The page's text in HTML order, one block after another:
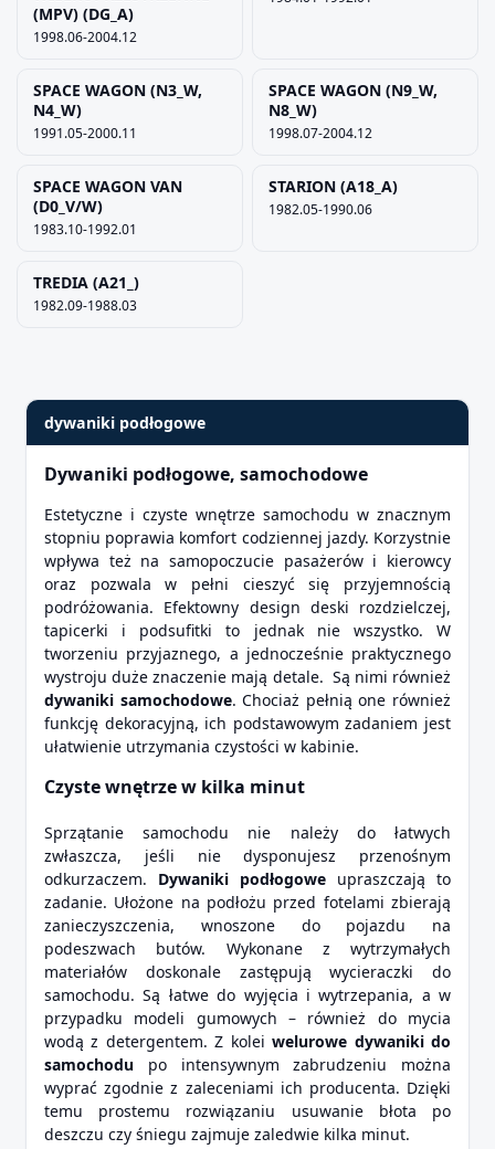
(MPV) (DG_A)
1998.06-2004.12
SPACE WAGON (N3_W,
N4_W)
1991.05-2000.11
SPACE WAGON (N9_W,
N8_W)
1998.07-2004.12
SPACE WAGON VAN
(D0_V/W)
1983.10-1992.01
STARION (A18_A)
1982.05-1990.06
TREDIA (A21_)
1982.09-1988.03
dywaniki podłogowe
Dywaniki podłogowe, samochodowe
Estetyczne i czyste wnętrze samochodu w znacznym
stopniu poprawia komfort codziennej jazdy. Korzystnie
wpływa też na samopoczucie pasażerów i kierowcy
oraz pozwala w pełni cieszyć się przyjemnością
podróżowania. Efektowny design deski rozdzielczej,
tapicerki i podsufitki to jednak nie wszystko. W
tworzeniu przyjaznego, a jednocześnie praktycznego
wystroju duże znaczenie mają detale. Są nimi również
dywaniki samochodowe. Chociaż pełnią one również
funkcję dekoracyjną, ich podstawowym zadaniem jest
ułatwienie utrzymania czystości w kabinie.
Czyste wnętrze w kilka minut
Sprzątanie samochodu nie należy do łatwych
zwłaszcza, jeśli nie dysponujesz przenośnym
odkurzaczem. Dywaniki podłogowe upraszczają to
zadanie. Ułożone na podłożu przed fotelami zbierają
zanieczyszczenia, wnoszone do pojazdu na
podeszwach butów. Wykonane z wytrzymałych
materiałów doskonale zastępują wycieraczki do
samochodu. Są łatwe do wyjęcia i wytrzepania, a w
przypadku modeli gumowych – również do mycia
wodą z detergentem. Z koleiwelurowe dywaniki do
samochodu po intensywnym zabrudzeniu można
wyprać zgodnie z zaleceniami ich producenta. Dzięki
temu prostemu rozwiązaniu usuwanie błota po
deszczu czy śniegu zajmuje zaledwie kilka minut.